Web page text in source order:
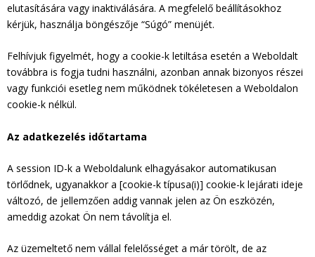
elutasítására vagy inaktiválására. A megfelelő beállításokhoz
kérjük, használja böngészője “Súgó” menüjét.
Felhívjuk figyelmét, hogy a cookie-k letiltása esetén a Weboldalt
továbbra is fogja tudni használni, azonban annak bizonyos részei
vagy funkciói esetleg nem működnek tökéletesen a Weboldalon
cookie-k nélkül.
Az adatkezelés időtartama
A session ID-k a Weboldalunk elhagyásakor automatikusan
törlődnek, ugyanakkor a [cookie-k típusa(i)] cookie-k lejárati ideje
változó, de jellemzően addig vannak jelen az Ön eszközén,
ameddig azokat Ön nem távolítja el.
Az üzemeltető nem vállal felelősséget a már törölt, de az